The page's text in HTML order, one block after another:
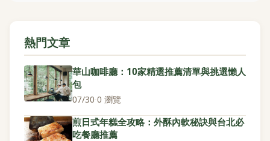
熱門文章
華山咖啡廳：10家精選推薦清單與挑選懶人
包
07/30·0 瀏覽
煎日式年糕全攻略：外酥內軟秘訣與台北必
吃餐廳推薦